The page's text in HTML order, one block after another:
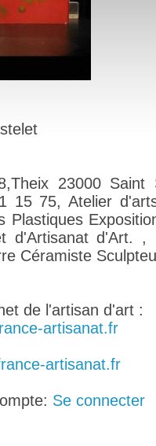
23000 Saint
15 75, Atelier
Plastiques
d'Artisanat d'Art. ,
Céramiste
de l'artisan d'art :
artisanat.fr
artisanat.fr
Se connecter